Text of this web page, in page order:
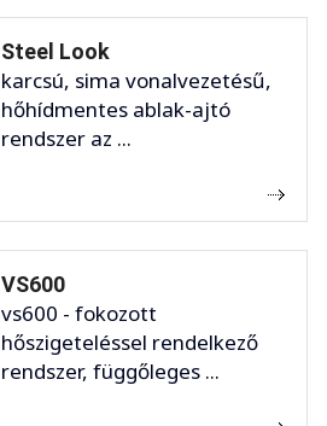
Steel Look
karcsú, sima vonalvezetésű,
hőhídmentes ablak-ajtó
rendszer az ...
VS600
vs600 - fokozott
hőszigeteléssel rendelkező
rendszer, függőleges ...